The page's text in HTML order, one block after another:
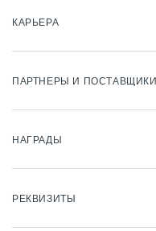
КАРЬЕРА
ПАРТНЕРЫ И ПОСТАВЩИКИ
НАГРАДЫ
РЕКВИЗИТЫ